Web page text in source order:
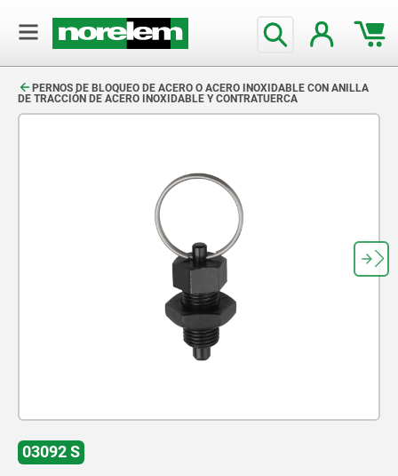
PERNOS DE BLOQUEO DE ACERO O ACERO INOXIDABLE CON ANILLA
DE TRACCIÓN DE ACERO INOXIDABLE Y CONTRATUERCA
03092 S